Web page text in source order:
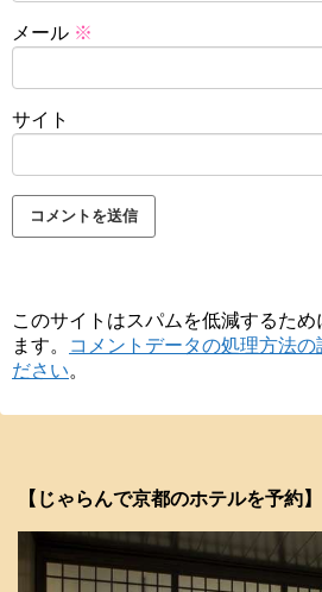
メール ※
サイト
このサイトはスパムを低減するた
ます。
コメントデータの処理方法の
ださい。
【じゃらんで京都のホテルを予約】